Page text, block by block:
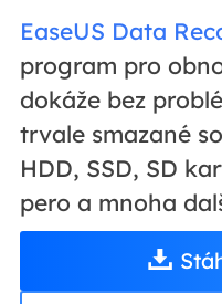
EaseUS Data
program pro
dokáže bez
trvale smazané
HDD, SSD, SD
pero a mnoha